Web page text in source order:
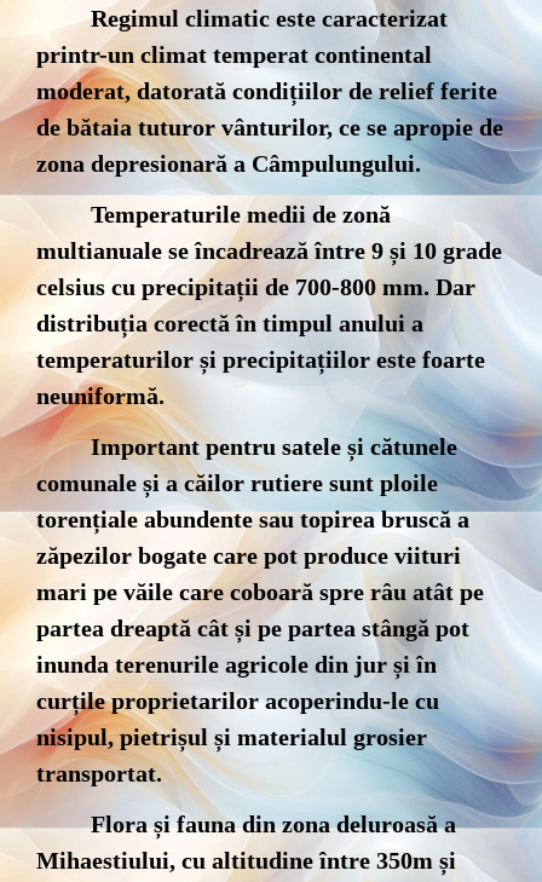
Regimul climatic este caracterizat
printr-un climat temperat continental
moderat, datorată condițiilor de relief ferite
de bătaia tuturor vânturilor, ce se apropie de
zona depresionară a Câmpulungului.
Temperaturile medii de zonă
multianuale se încadrează între 9 și 10 grade
celsius cu precipitații de 700-800 mm. Dar
distribuția corectă în timpul anului a
temperaturilor și precipitațiilor este foarte
neuniformă.
Important pentru satele și cătunele
comunale și a căilor rutiere sunt ploile
torențiale abundente sau topirea bruscă a
zăpezilor bogate care pot produce viituri
mari pe văile care coboară spre râu atât pe
partea dreaptă cât și pe partea stângă pot
inunda terenurile agricole din jur și în
curțile proprietarilor acoperindu-le cu
nisipul, pietrișul și materialul grosier
transportat.
Flora și fauna din zona deluroasă a
Mihaestiului, cu altitudine între 350m și